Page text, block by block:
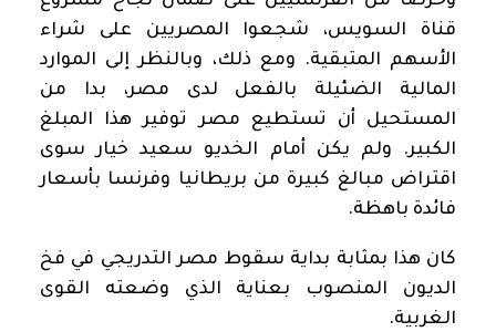
قناة السويس، شجعوا المصريين على شراء
الأسهم المتبقية. ومع ذلك، وبالنظر إلى الموارد
المالية الضئيلة بالفعل لدى مصر، بدا من
المستحيل أن تستطيع مصر توفير هذا المبلغ
الكبير. ولم يكن أمام الخديو سعيد خيار سوى
اقتراض مبالغ كبيرة من بريطانيا وفرنسا بأسعار
فائدة باهظة.
كان هذا بمثابة بداية سقوط مصر التدريجي في فخ
الديون المنصوب بعناية الذي وضعته القوى
الغربية.